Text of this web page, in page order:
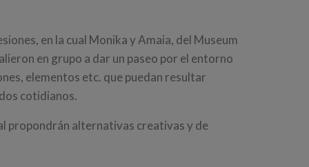
en la cual Monika y Amaia, del Museum
en grupo a dar un paseo por el entorno
elementos etc. que puedan resultar
cotidianos.
propondrán alternativas creativas y de